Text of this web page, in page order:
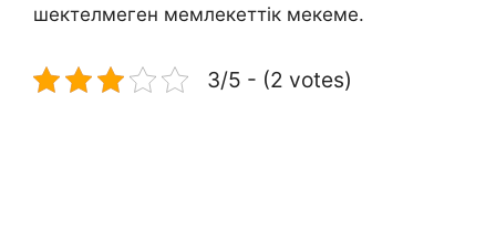
шектелмеген мемлекеттік мекеме.
3/5 - (2 votes)